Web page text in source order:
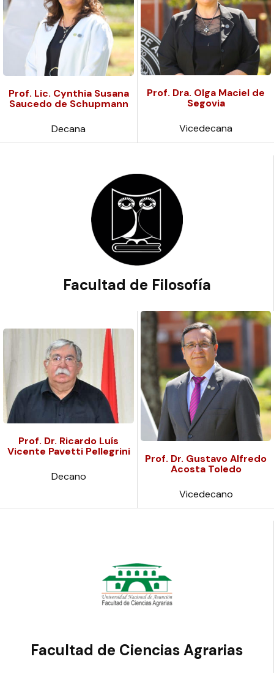
Prof. Lic. Cynthia Susana
Saucedo de Schupmann
Decana
Prof. Dra. Olga Maciel de
Segovia
Vicedecana
Facultad de Filosofía
Prof. Dr. Ricardo Luís
Vicente Pavetti Pellegrini
Decano
Prof. Dr. Gustavo Alfredo
Acosta Toledo
Vicedecano
Facultad de Ciencias Agrarias